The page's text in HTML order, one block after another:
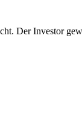
Der Investor